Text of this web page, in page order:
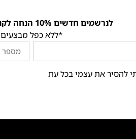
לנרשמים חדשים 10% הנחה לקנייה הראשונה!
*ללא כפל מבצעים
להסיר את עצמי בכל עת